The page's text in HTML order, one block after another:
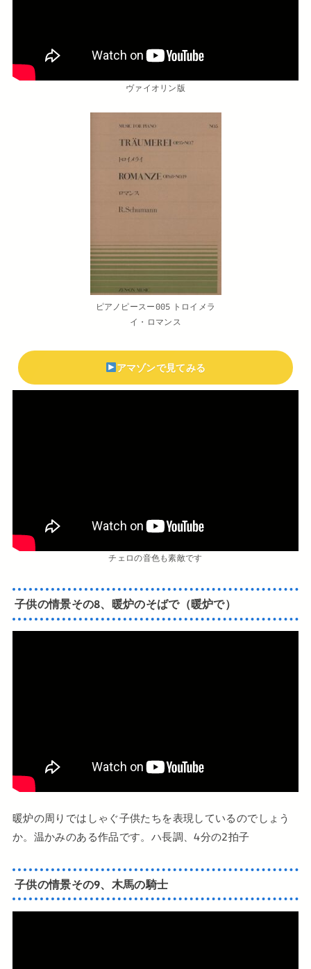
ヴァイオリン版
ピアノピースー005 トロイメラ
イ・ロマンス
アマゾンで見てみる
チェロの音色も素敵です
子供の情景その8、暖炉のそばで（暖炉で）
暖炉の周りではしゃぐ子供たちを表現しているのでしょう
か。温かみのある作品です。ハ長調、4分の2拍子
子供の情景その9、木馬の騎士